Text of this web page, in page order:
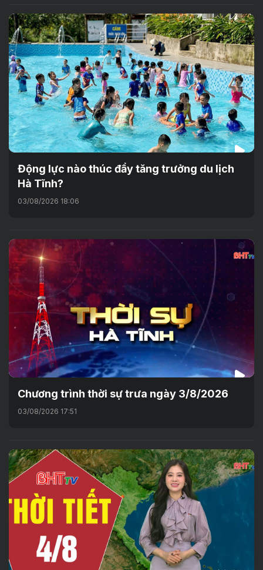
Động lực nào thúc đẩy tăng trưởng du lịch
Hà Tĩnh?
03/08/2026 18:06
Chương trình thời sự trưa ngày 3/8/2026
03/08/2026 17:51